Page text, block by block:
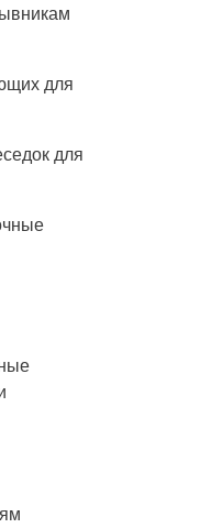
для
для